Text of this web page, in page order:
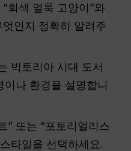
회색 얼룩 고양이”와
인지 정확히 알려주
빅토리아 시대 도서
이나 환경을 설명합니
” 또는 “포토리얼리스
타일을 선택하세요.